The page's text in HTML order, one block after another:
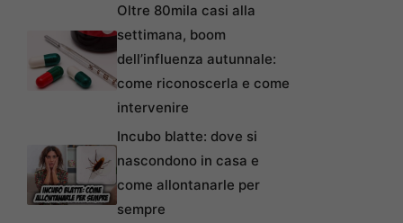
Oltre 80mila casi alla
settimana, boom
dell’influenza autunnale:
come riconoscerla e come
intervenire
Incubo blatte: dove si
nascondono in casa e
come allontanarle per
sempre